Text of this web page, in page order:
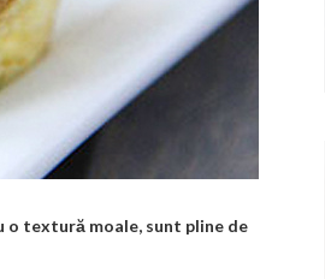
o textură moale, sunt pline de